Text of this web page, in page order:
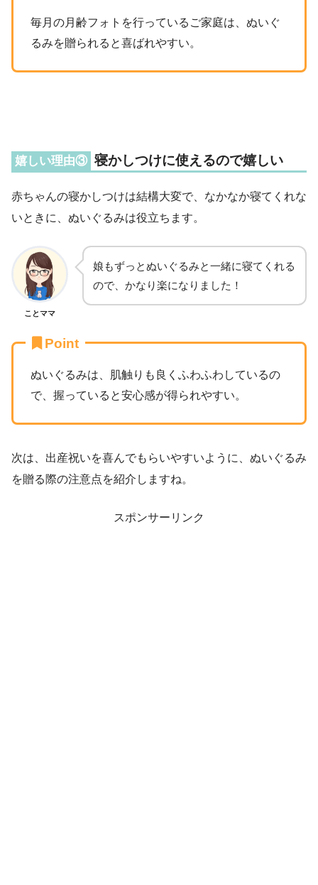
毎月の月齢フォトを行っているご家庭は、ぬいぐ
るみを贈られると喜ばれやすい。
嬉しい理由③ 寝かしつけに使えるので嬉しい
赤ちゃんの寝かしつけは結構大変で、なかなか寝てくれな
いときに、ぬいぐるみは役立ちます。
ことママ
娘もずっとぬいぐるみと一緒に寝てくれる
ので、かなり楽になりました！
Point
ぬいぐるみは、肌触りも良くふわふわしているの
で、握っていると安心感が得られやすい。
次は、出産祝いを喜んでもらいやすいように、ぬいぐるみ
を贈る際の注意点を紹介しますね。
スポンサーリンク